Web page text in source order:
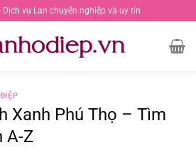
Dịch vụ Lan chuyên nghiệp và uy tín
Xanh Phú Thọ – Tìm
A-Z